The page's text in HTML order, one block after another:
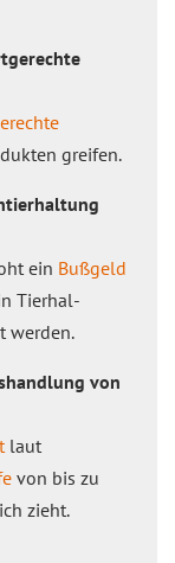
greifen.
ein Bußgeld
Tierhal­
werden.
von
laut
von bis zu
zieht.